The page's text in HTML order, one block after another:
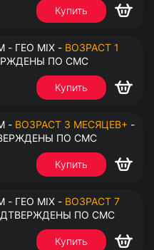
Купить
- ГЕО MIX - ВОЗРАСТ 1
ПО СМС
Купить
- ВОЗРАСТ 3 МЕСЯЦЕВ+ -
ПО СМС
Купить
- ГЕО MIX - ВОЗРАСТ 7
ПО СМС
Купить